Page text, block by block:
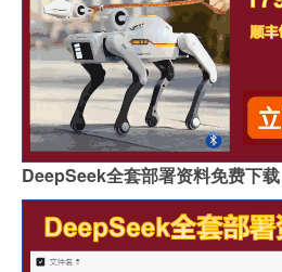
DeepSeek全套部署资料免费下载